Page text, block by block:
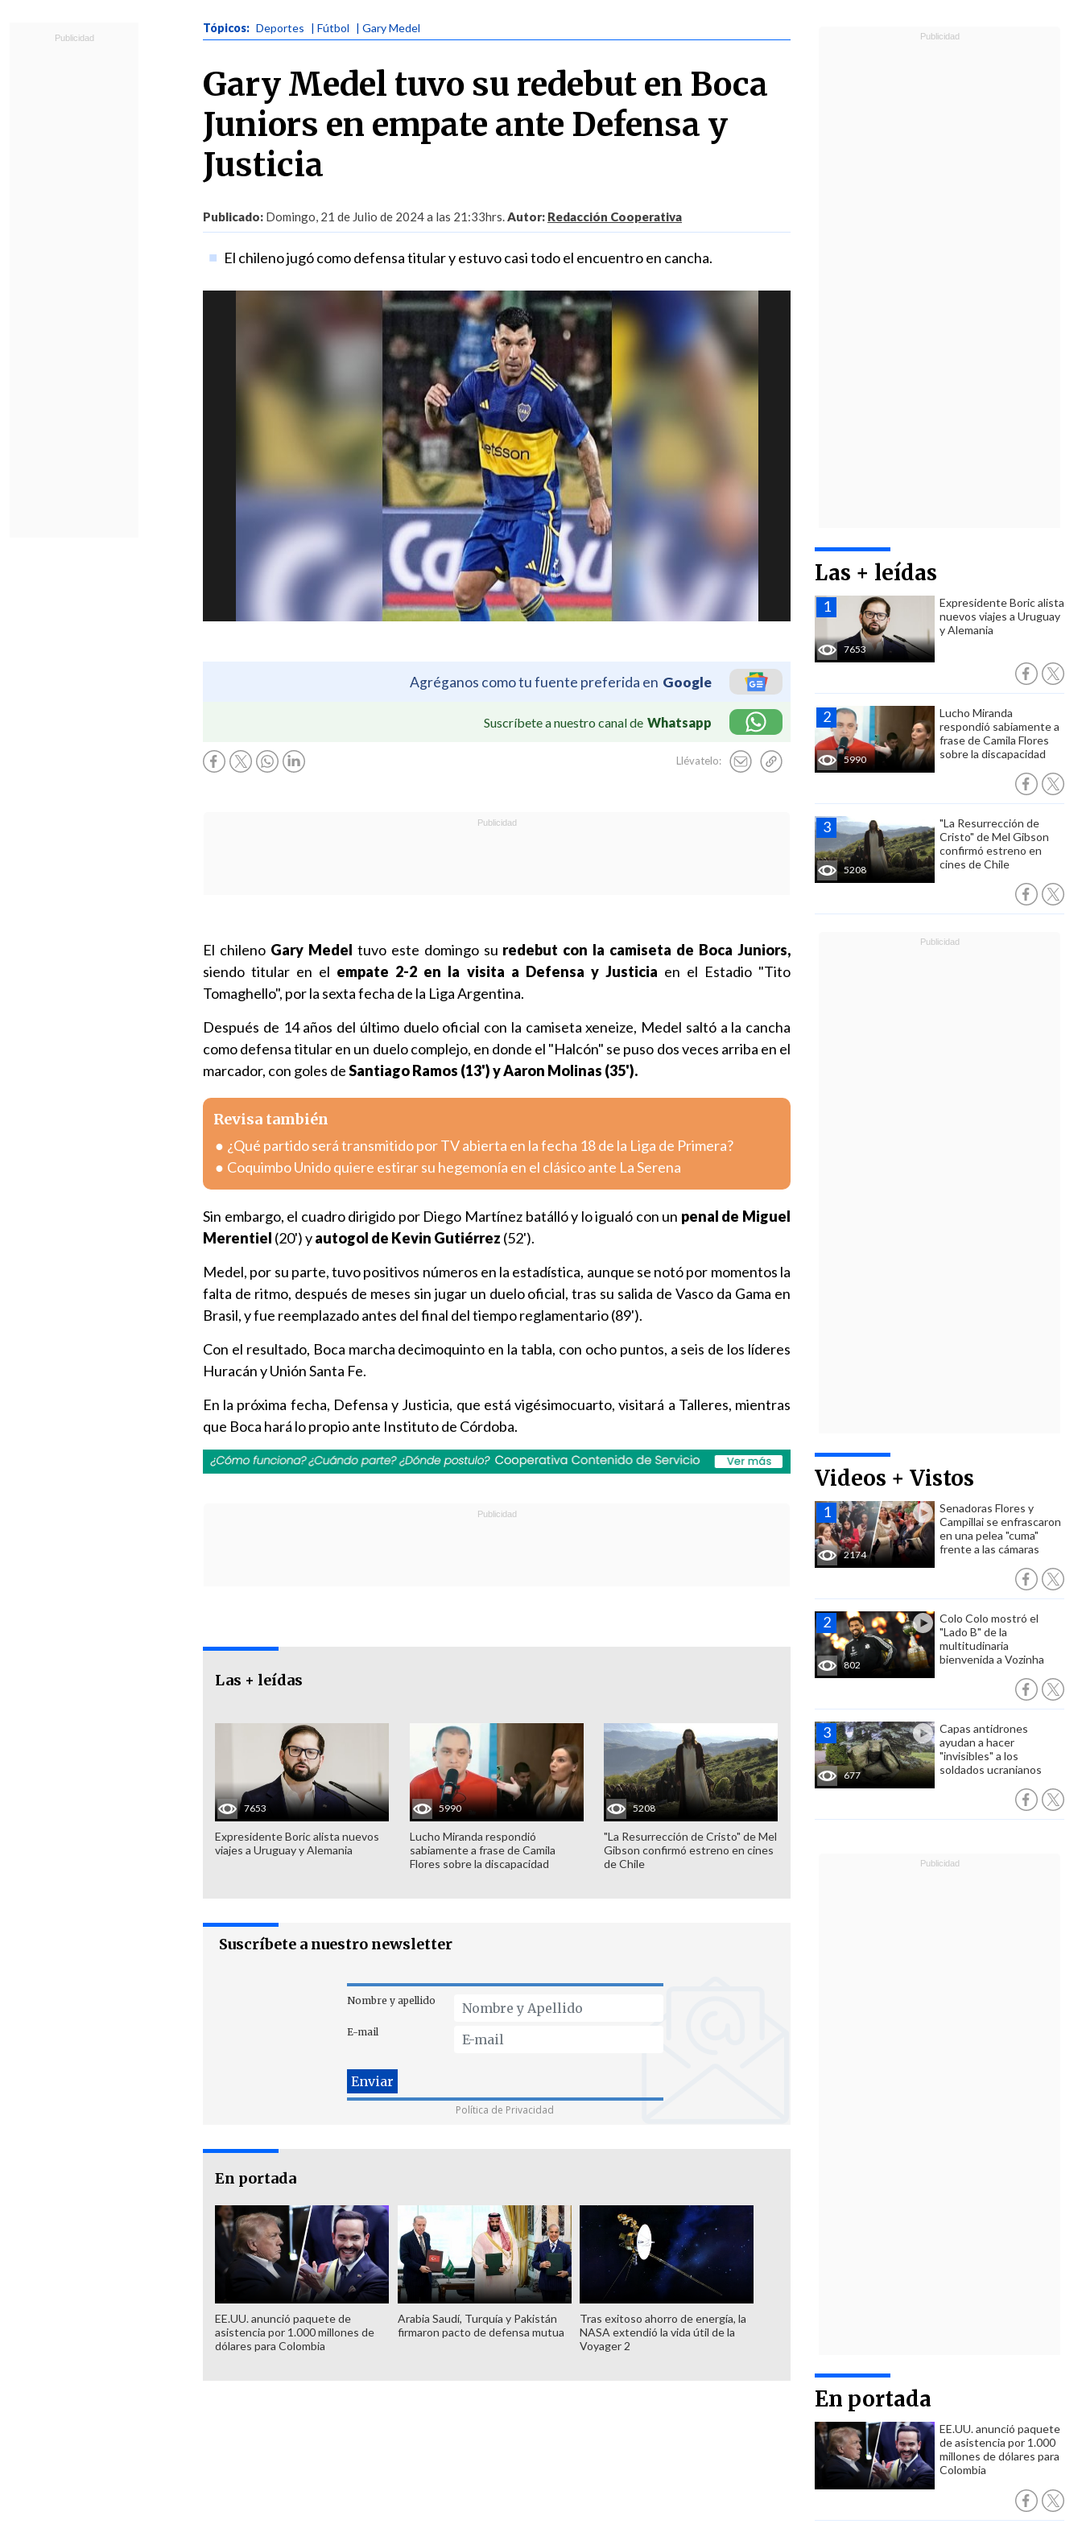
Tópicos: Deportes | Fútbol | Gary Medel
Gary Medel tuvo su redebut en Boca
Juniors en empate ante Defensa y
Justicia
Publicado: Domingo, 21 de Julio de 2024 a las 21:33hrs.Autor: Redacción Cooperativa
El chileno jugó como defensa titular y estuvo casi todo el encuentro en cancha.
Agréganos como tu fuente preferida en Google
Suscríbete a nuestro canal de Whatsapp
Llévatelo:
Las + leídas
7653
Expresidente Boric alista
nuevos viajes a Uruguay
y Alemania
5990
Lucho Miranda
respondió sabiamente a
frase de Camila Flores
sobre la discapacidad
5208
"La Resurrección de
Cristo" de Mel Gibson
confirmó estreno en
cines de Chile
Videos + Vistos
2174
Senadoras Flores y
Campillai se enfrascaron
en una pelea "cuma"
frente a las cámaras
802
Colo Colo mostró el
"Lado B" de la
multitudinaria
bienvenida a Vozinha
677
Capas antidrones
ayudan a hacer
"invisibles" a los
soldados ucranianos
En portada
EE.UU. anunció paquete
de asistencia por 1.000
millones de dólares para
Colombia
El chileno Gary Medel tuvo este domingo su redebut con la camiseta de Boca Juniors,
siendo titular en el empate 2-2 en la visita a Defensa y Justicia en el Estadio "Tito
Tomaghello", por la sexta fecha de la Liga Argentina.
Después de 14 años del último duelo oficial con la camiseta xeneize, Medel saltó a la cancha
como defensa titular en un duelo complejo, en donde el "Halcón" se puso dos veces arriba en el
marcador, con goles deSantiago Ramos (13') y Aaron Molinas (35').
Revisa también
¿Qué partido será transmitido por TV abierta en la fecha 18 de la Liga de Primera?
Coquimbo Unido quiere estirar su hegemonía en el clásico ante La Serena
Sin embargo, el cuadro dirigido por Diego Martínez batálló y lo igualó con un penal de Miguel
Merentiel (20') yautogol de Kevin Gutiérrez (52').
Medel, por su parte, tuvo positivos números en la estadística, aunque se notó por momentos la
falta de ritmo, después de meses sin jugar un duelo oficial, tras su salida de Vasco da Gama en
Brasil, y fue reemplazado antes del final del tiempo reglamentario (89').
Con el resultado, Boca marcha decimoquinto en la tabla, con ocho puntos, a seis de los líderes
Huracán y Unión Santa Fe.
En la próxima fecha, Defensa y Justicia, que está vigésimocuarto, visitará a Talleres, mientras
que Boca hará lo propio ante Instituto de Córdoba.
Las + leídas
7653
Expresidente Boric alista nuevos
viajes a Uruguay y Alemania
5990
Lucho Miranda respondió
sabiamente a frase de Camila
Flores sobre la discapacidad
5208
"La Resurrección de Cristo" de Mel
Gibson confirmó estreno en cines
de Chile
Suscríbete a nuestro newsletter
Nombre y apellido
E-mail
Política de Privacidad
En portada
EE.UU. anunció paquete de
asistencia por 1.000 millones de
dólares para Colombia
Arabia Saudí, Turquía y Pakistán
firmaron pacto de defensa mutua
Tras exitoso ahorro de energía, la
NASA extendió la vida útil de la
Voyager 2